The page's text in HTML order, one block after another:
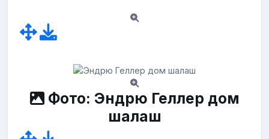
Фото: Эндрю Геллер дом
шалаш